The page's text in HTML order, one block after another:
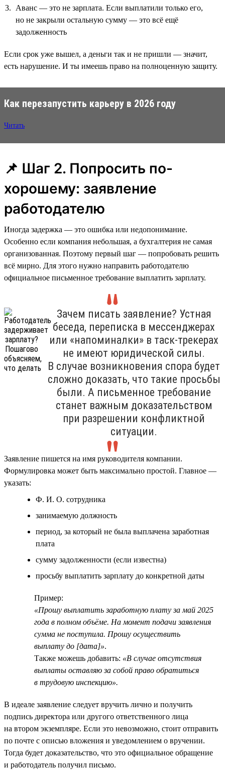
Аванс — это не зарплата. Если выплатили только его,
но не закрыли остальную сумму — это всё ещё
задолженность
Если срок уже вышел, а деньги так и не пришли — значит,
есть нарушение. И ты имеешь право на полноценную защиту.
Как перезапустить карьеру в 2026 году
Читать
📌 Шаг 2. Попросить по-
хорошему: заявление
работодателю
Иногда задержка — это ошибка или недопонимание.
Особенно если компания небольшая, а бухгалтерия не самая
организованная. Поэтому первый шаг — попробовать решить
всё мирно. Для этого нужно направить работодателю
официальное письменное требование выплатить зарплату.
Зачем писать заявление? Устная
беседа, переписка в мессенджерах
или «напоминалки» в таск-трекерах
не имеют юридической силы.
В случае возникновения спора будет
сложно доказать, что такие просьбы
были. А письменное требование
станет важным доказательством
при разрешении конфликтной
ситуации.
Заявление пишется на имя руководителя компании.
Формулировка может быть максимально простой. Главное —
указать:
Ф. И. О. сотрудника
занимаемую должность
период, за который не была выплачена заработная
плата
сумму задолженности (если известна)
просьбу выплатить зарплату до конкретной даты
Пример:
«Прошу выплатить заработную плату за май 2025
года в полном объёме. На момент подачи заявления
сумма не поступила. Прошу осуществить
выплату до [дата]».
Также можешь добавить: «В случае отсутствия
выплаты оставляю за собой право обратиться
в трудовую инспекцию».
В идеале заявление следует вручить лично и получить
подпись директора или другого ответственного лица
на втором экземпляре. Если это невозможно, стоит отправить
по почте с описью вложения и уведомлением о вручении.
Тогда будет доказательство, что это официальное обращение
и работодатель получил письмо.